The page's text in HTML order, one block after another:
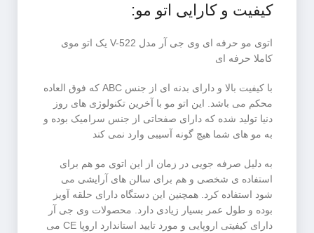
کیفیت و کارایی اتو مو:
اتوی مو حرفه ای وی جی آر مدل V-522 یک اتو موی
کاملا حرفه ای
با کیفیت بالا و دارای بدنه ای از جنس ABC که فوق العاده
محکم می باشد. این اتو مو با آخرین تکنولوژی های روز
دنیا تولید شده که دارای صفحاتی از جنس سرامیک بوده و
به مو های شما هیچ گونه آسیبی وارد نمی کند
به دلیل صرفه جویی در زمان از این اتوی مو هم برای
استفاده ی شخصی و هم برای سالن های آرایشی می
شود استفاده کرد. همچنین این دستگاه دارای حلقه آویز
بوده و طول عمر بسیار زیادی دارد. محصولات وی جی آر
دارای کیفیتی اروپایی و مورد تایید استاندارد اروپا CE می